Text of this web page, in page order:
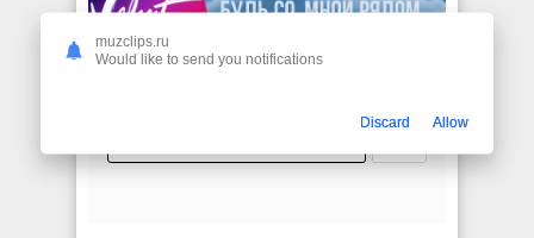
BANEV! & Ёлка — Будь со мной рядом
muzclips.ru
Would like to send you notifications
Discard Allow